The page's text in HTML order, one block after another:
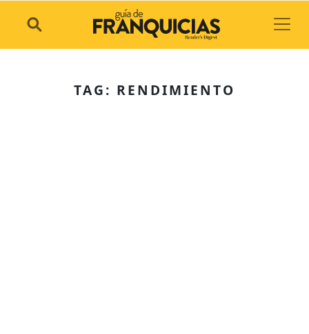
TAG: RENDIMIENTO